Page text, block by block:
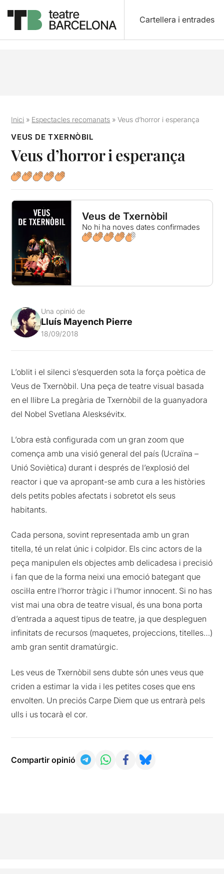
Cartellera i entrades
Inici » Espectacles recomanats »Veus d’horror i esperança
VEUS DE TXERNÒBIL
Veus d’horror i esperança
Veus de Txernòbil
No hi ha noves dates confirmades
Una opinió de
Lluís Mayench Pierre
18/09/2018
L’oblit i el silenci s’esquerden sota la força poètica de
Veus de Txernòbil. Una peça de teatre visual basada
en el llibre La pregària de Txernòbil de la guanyadora
del Nobel Svetlana Alesksévitx.
L’obra està configurada com un gran zoom que
comença amb una visió general del país (Ucraïna –
Unió Soviètica) durant i després de l’explosió del
reactor i que va apropant-se amb cura a les històries
dels petits pobles afectats i sobretot els seus
habitants.
Cada persona, sovint representada amb un gran
titella, té un relat únic i colpidor. Els cinc actors de la
peça manipulen els objectes amb delicadesa i precisió
i fan que de la forma neixi una emoció bategant que
oscil·la entre l’horror tràgic i l’humor innocent. Si no has
vist mai una obra de teatre visual, és una bona porta
d’entrada a aquest tipus de teatre, ja que despleguen
infinitats de recursos (maquetes, projeccions, titelles…)
amb gran sentit dramatúrgic.
Les veus de Txernòbil sens dubte són unes veus que
criden a estimar la vida i les petites coses que ens
envolten. Un preciós Carpe Diem que us entrarà pels
ulls i us tocarà el cor.
Compartir opinió